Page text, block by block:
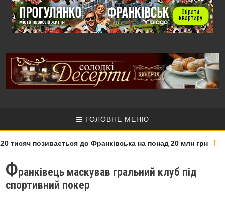
ГОЛОВНЕ МЕНЮ
позивається до Франківська на понад 20 млн грн
Франківець маскував гральний клуб під
спортивний покер